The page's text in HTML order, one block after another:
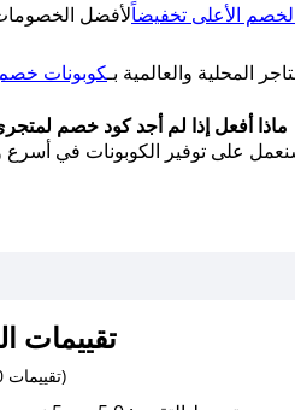
الأعلى تخفيضاًلأفضل
المحلية والعالمية بـكوبونات
ماذا أفعل إذا لم أجد كود خصم
تقييمات
(0 تقييمات)